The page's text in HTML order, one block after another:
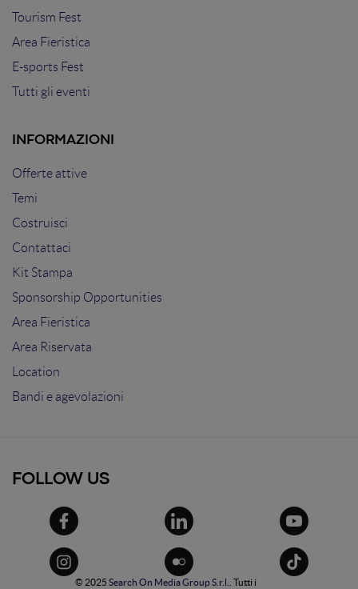
Tourism Fest
Area Fieristica
E-sports Fest
Tutti gli eventi
INFORMAZIONI
Offerte attive
Temi
Costruisci
Contattaci
Kit Stampa
Sponsorship Opportunities
Area Fieristica
Area Riservata
Location
Bandi e agevolazioni
FOLLOW US
© 2025 Search On Media Group S.r.l. . Tutti i